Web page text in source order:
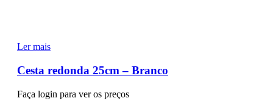
Ler mais
Cesta redonda 25cm – Branco
Faça login para ver os preços